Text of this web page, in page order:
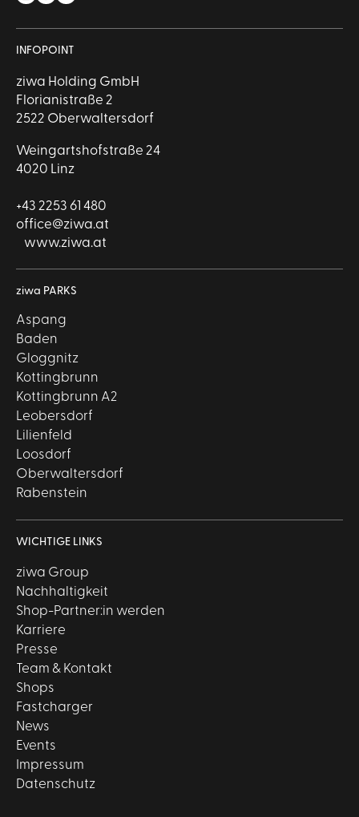
INFOPOINT
ziwa Holding GmbH
Florianistraße 2
2522 Oberwaltersdorf
Weingartshofstraße 24
4020 Linz
+43 2253 61 480
office@ziwa.at
www.ziwa.at
ziwa PARKS
Aspang
Baden
Gloggnitz
Kottingbrunn
Kottingbrunn A2
Leobersdorf
Lilienfeld
Loosdorf
Oberwaltersdorf
Rabenstein
WICHTIGE LINKS
ziwa Group
Nachhaltigkeit
Shop-Partner:in werden
Karriere
Presse
Team & Kontakt
Shops
Fastcharger
News
Events
Impressum
Datenschutz